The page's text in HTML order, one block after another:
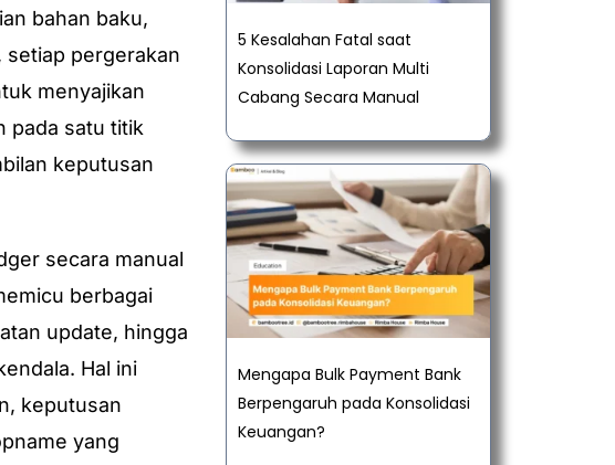
bahan baku,
setiap pergerakan
menyajikan
pada satu titik
keputusan
secara manual
berbagai
update, hingga
Hal ini
keputusan
yang
5 Kesalahan Fatal saat
Konsolidasi Laporan Multi
Cabang Secara Manual
Mengapa Bulk Payment Bank
Berpengaruh pada Konsolidasi
Keuangan?